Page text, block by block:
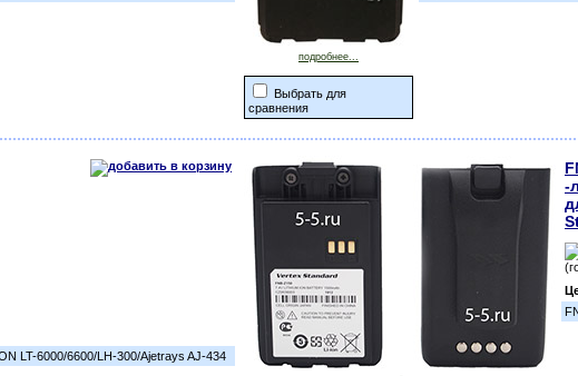
подробнее...
Выбрать для
сравнения
LT-6000/6600/LH-300/Ajetrays AJ-434
-